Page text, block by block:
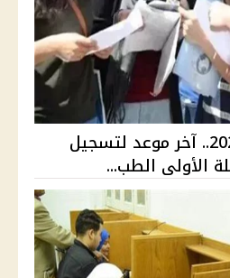
تنسيق الجامعات 2026.. آخر موعد لتسجيل
الأولى الطب...